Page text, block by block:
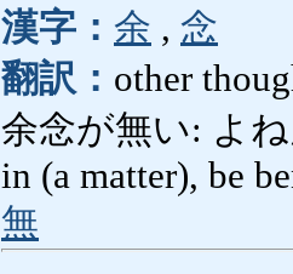
漢字： 余 , 念
翻訳： other
余念が無い: よね
in (a matter), be
無